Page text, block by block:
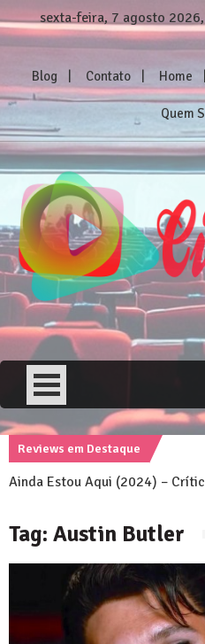
Skip
to
sexta-feira, 7 agosto
Blog Contato Home
Quem
Cinemarte
Os melhores reviews de filmes e
Reviews em Destaque
Nosso Verão Daria Um Filme
Emilia Perez (2024) – Crítica
Ainda Estou Aqui (2024) –
Emilia Perez (2024) – Crítica do
Tag: Austin Butler